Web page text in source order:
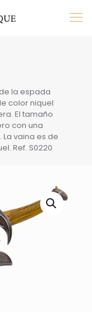
la espada
color niquel
El tamaño
con una
vaina es de
Ref. S0220